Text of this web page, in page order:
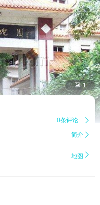
 1
0条评论 
简介 
地图 